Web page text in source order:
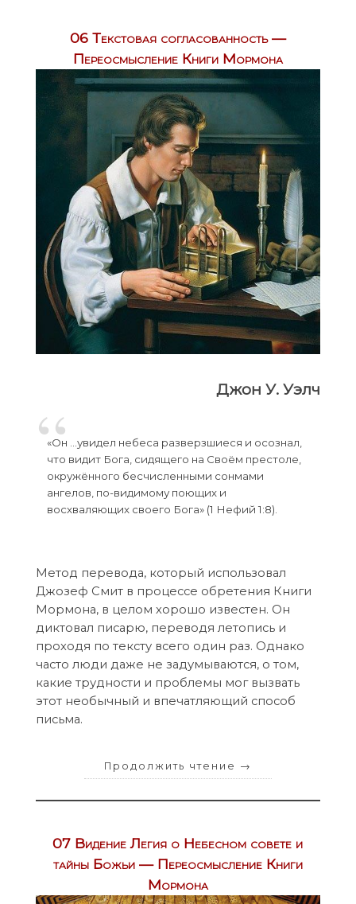
06 Текстовая согласованность —
Переосмысление Книги Мормона
Джон У. Уэлч
«Он …увидел небеса разверзшиеся и осознал,
что видит Бога, сидящего на Своём престоле,
окружённого бесчисленными сонмами
ангелов, по-видимому поющих и
восхваляющих своего Бога» (1 Нефий 1:8).
Метод перевода, который использовал
Джозеф Смит в процессе обретения Книги
Мормона, в целом хорошо известен. Он
диктовал писарю, переводя летопись и
проходя по тексту всего один раз. Однако
часто люди даже не задумываются, о том,
какие трудности и проблемы мог вызвать
этот необычный и впечатляющий способ
письма.
Продолжить чтение →
07 Видение Легия о Небесном совете и
тайны Божьи — Переосмысление Книги
Мормона